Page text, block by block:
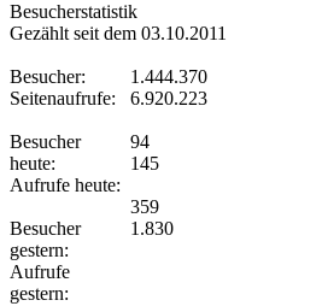
Besucherstatistik
Gezählt seit dem 03.10.2011
Besucher:
Seitenaufrufe:
Besucher
heute:
Aufrufe heute:
Besucher
gestern:
Aufrufe
gestern:
1.444.370
6.920.223
94
145
359
1.830